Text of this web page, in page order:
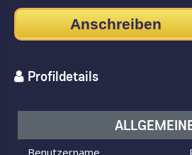
Anschreiben
Profildetails
Benutzername